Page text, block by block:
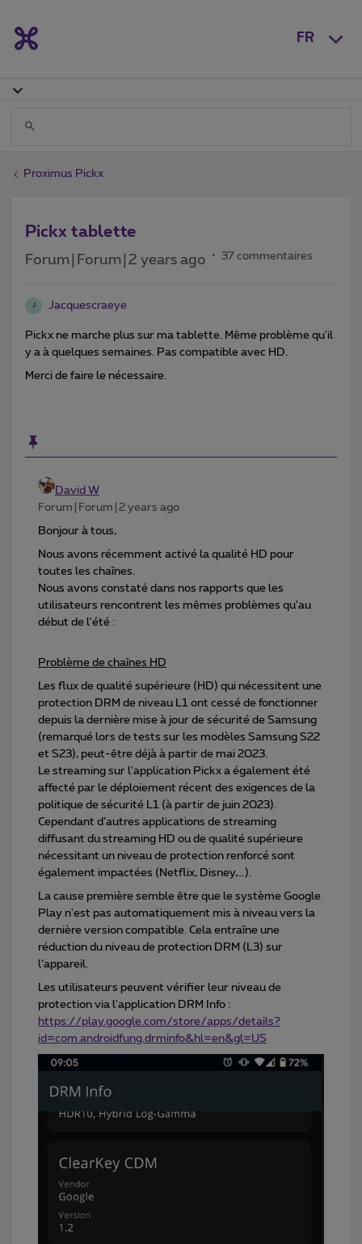
FR
Proximus Pickx
Pickx tablette
Forum|Forum|2 years ago 37 commentaires
J Jacquescraeye
Pickx ne marche plus sur ma tablette. Même problème qu'il
y a à quelques semaines. Pas compatible avec HD.
Merci de faire le nécessaire.
David W
Forum|Forum|2 years ago
Bonjour à tous,
Nous avons récemment activé la qualité HD pour
toutes les chaînes.
Nous avons constaté dans nos rapports que les
utilisateurs rencontrent les mêmes problèmes qu'au
début de l'été :
Problème de chaînes HD
Les flux de qualité supérieure (HD) qui nécessitent une
protection DRM de niveau L1 ont cessé de fonctionner
depuis la dernière mise à jour de sécurité de Samsung
(remarqué lors de tests sur les modèles Samsung S22
et S23), peut-être déjà à partir de mai 2023.
Le streaming sur l'application Pickx a également été
affecté par le déploiement récent des exigences de la
politique de sécurité L1 (à partir de juin 2023).
Cependant d’autres applications de streaming
diffusant du streaming HD ou de qualité supérieure
nécessitant un niveau de protection renforcé sont
également impactées (Netflix, Disney,…).
La cause première semble être que le système Google
Play n'est pas automatiquement mis à niveau vers la
dernière version compatible. Cela entraîne une
réduction du niveau de protection DRM (L3) sur
l’appareil.
Les utilisateurs peuvent vérifier leur niveau de
protection via l'application DRM Info :
https://play.google.com/store/apps/details?
id=com.androidfung.drminfo&hl=en&gl=US